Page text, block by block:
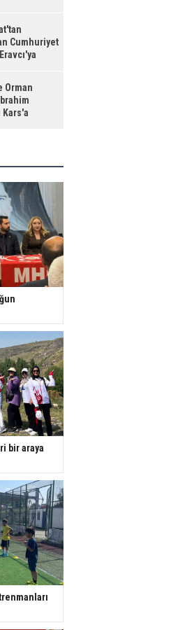
Cumhuriyet
Orman
Kars'a
bir araya